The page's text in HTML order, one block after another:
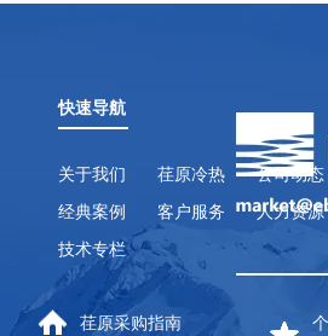
快速导航
关于我们 荏原冷热 公司动态
经典案例
客户服务 人力资源
技术专栏
荏原采购指南